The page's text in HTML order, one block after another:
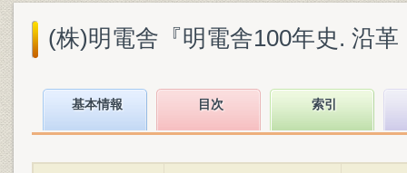
(株)明電舎『明電舎100年史. 沿
基本情報 目次 索引